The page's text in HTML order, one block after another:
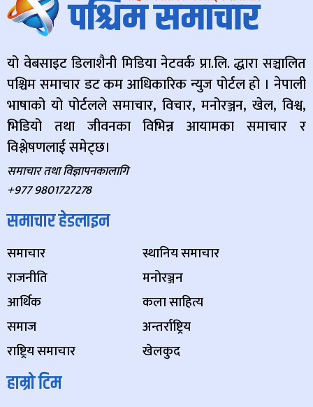
यो वेबसाइट डिलाशैनी मिडिया नेटवर्क प्रा.लि. द्धारा सञ्चालित
पश्चिम समाचार डट कम आधिकारिक न्युज पोर्टल हो । नेपाली
भाषाको यो पोर्टलले समाचार, विचार, मनोरञ्जन, खेल, विश्व,
भिडियो तथा जीवनका विभिन्न आयामका समाचार र
विश्लेषणलाई समेट्छ।
समाचार तथा विज्ञापनकालागि
+977 9801727278
समाचार हेडलाइन
समाचार
राजनीति
आर्थिक
समाज
राष्ट्रिय समाचार
स्थानिय समाचार
मनोरञ्जन
कला साहित्य
अन्तर्राष्ट्रिय
खेलकुद
हाम्रो टिम